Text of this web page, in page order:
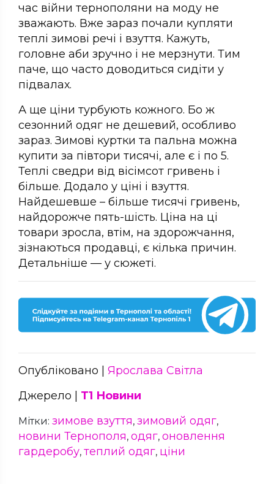
час війни тернополяни на моду не
зважають. Вже зараз почали купляти
теплі зимові речі і взуття. Кажуть,
головне аби зручно і не мерзнути. Тим
паче, що часто доводиться сидіти у
підвалах.
А ще ціни турбують кожного. Бо ж
сезонний одяг не дешевий, особливо
зараз. Зимові куртки та пальна можна
купити за півтори тисячі, але є і по 5.
Теплі сведри від вісімсот гривень і
більше. Додало у ціні і взуття.
Найдешевше – більше тисячі гривень,
найдорожче пять-шість. Ціна на ці
товари зросла, втім, на здорожчання,
зізнаються продавці, є кілька причин.
Детальніше — у сюжеті.
Опубліковано | Ярослава Світла
Джерело | Т1 Новини
Мітки: зимове взуття, зимовий одяг,
новини Тернополя, одяг, оновлення
гардеробу, теплий одяг, ціни